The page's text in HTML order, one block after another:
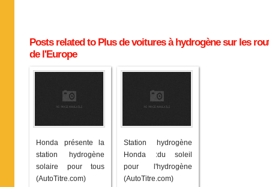
Posts related to Plus de voitures à hydrogène sur les
de l'Europe
Honda présente la
station hydrogène
solaire pour tous
(AutoTitre.com)
Station hydrogène
Honda :du soleil
pour l'hydrogène
(AutoTitre.com)